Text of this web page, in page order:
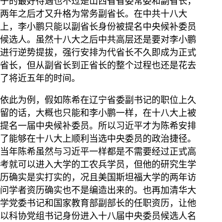
两年之后才又升格为常务副省长。在中共十八大
上，李小鹏只能以副省长身份被提名中央候补委员
候选人。虽然十八大之后中共高层还是要对李小鹏
进行逆势提拔，强行安排为代省长不久即成为正式
省长，但从副省长到正省长的整个过程也还是花去
了将近五年的时间。
依此为例，假如陈希在辽宁省委副书记的职位上久
留的话，大概也只能和李小鹏一样，在十八大上被
提名一届中央候补委员。所以习近平才为陈希安排
了能够在十八大上顺利当选中央委员的政治捷径。
当年陈希虽然与习近平一样都是不需要经过正式高
考就可以进入大学的工农兵学员，但他的研究生学
历确实是实打实的，况且美国斯坦福大学的两年访
问学者资历确实也不是编造出来的。也再加清华大
学党委书记和国家教育部副部长的任职资历，让他
以科协党组书记身份进入十八届中央委员候选人名